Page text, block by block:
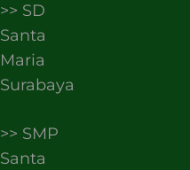
>> SD
Santa
Maria
Surabaya
>> SMP
Santa